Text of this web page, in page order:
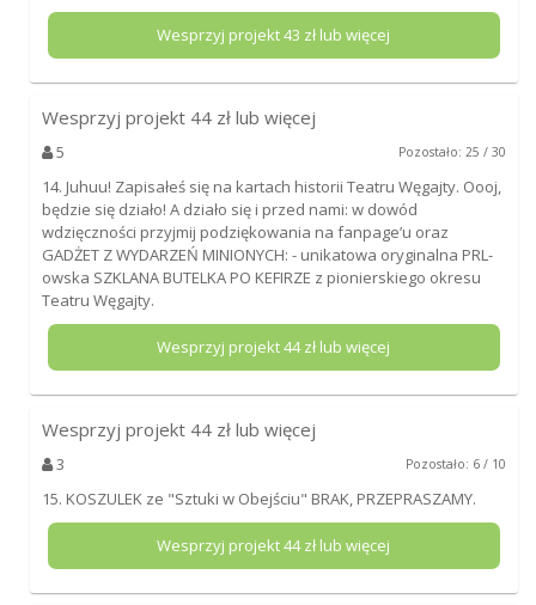
Wesprzyj projekt43 zł lub więcej
Wesprzyj projekt 44zł lub więcej
5 Pozostało: 25 / 30
14. Juhuu! Zapisałeś się na kartach historii Teatru Węgajty. Oooj,
będzie się działo! A działo się i przed nami: w dowód
wdzięczności przyjmij podziękowania na fanpage’u oraz
GADŻET Z WYDARZEŃ MINIONYCH: - unikatowa oryginalna PRL-
owska SZKLANA BUTELKA PO KEFIRZE z pionierskiego okresu
Teatru Węgajty.
Wesprzyj projekt44zł lub więcej
Wesprzyj projekt 44zł lub więcej
3 Pozostało: 6 / 10
15. KOSZULEK ze "Sztuki w Obejściu" BRAK, PRZEPRASZAMY.
Wesprzyj projekt44zł lub więcej